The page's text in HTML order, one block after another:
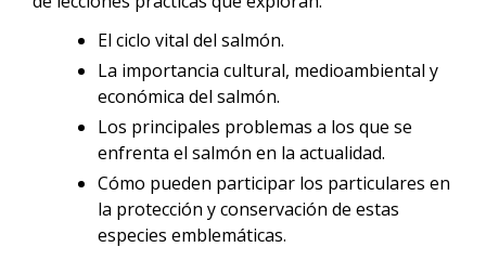
El ciclo vital del salmón.
La importancia cultural, medioambiental y
económica del salmón.
Los principales problemas a los que se
enfrenta el salmón en la actualidad.
Cómo pueden participar los particulares en
la protección y conservación de estas
especies emblemáticas.